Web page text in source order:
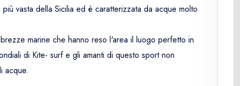
vasta della Sicilia ed è caratterizzata da acque molto
marine che hanno reso l'area il luogo perfetto in
di Kite- surf e gli amanti di questo sport non
acque.